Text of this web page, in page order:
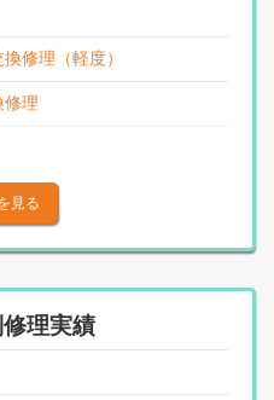
修理（軽度）
修理
交換修理
理
ス交換修理
見る
理実績